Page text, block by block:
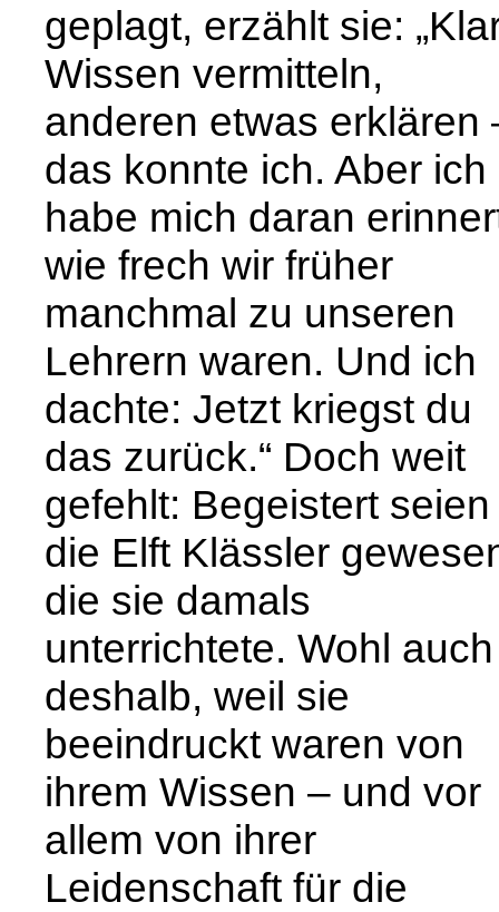
geplagt, erzählt sie:
Wissen vermitteln,
anderen etwas erklären
das konnte ich. Aber ich
habe mich daran
wie frech wir früher
manchmal zu unseren
Lehrern waren. Und ich
dachte: Jetzt kriegst du
das zurück.“ Doch weit
gefehlt: Begeistert seien
die Elft Klässler
die sie damals
unterrichtete. Wohl auch
deshalb, weil sie
beeindruckt waren von
ihrem Wissen – und vor
allem von ihrer
Leidenschaft für die